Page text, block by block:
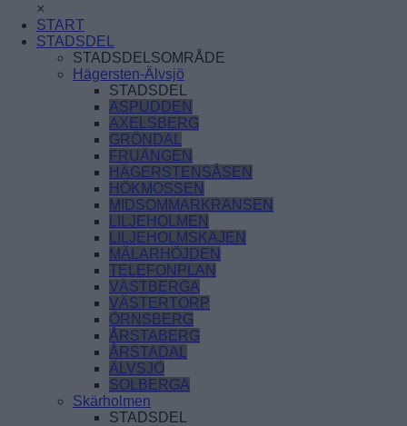
×
START
STADSDEL
STADSDELSOMRÅDE
Hägersten-Älvsjö
STADSDEL
ASPUDDEN
AXELSBERG
GRÖNDAL
FRUÄNGEN
HÄGERSTENSÅSEN
HÖKMOSSEN
MIDSOMMARKRANSEN
LILJEHOLMEN
LILJEHOLMSKAJEN
MÄLARHÖJDEN
TELEFONPLAN
VÄSTBERGA
VÄSTERTORP
ÖRNSBERG
ÅRSTABERG
ÅRSTADAL
ÄLVSJÖ
SOLBERGA
Skärholmen
STADSDEL